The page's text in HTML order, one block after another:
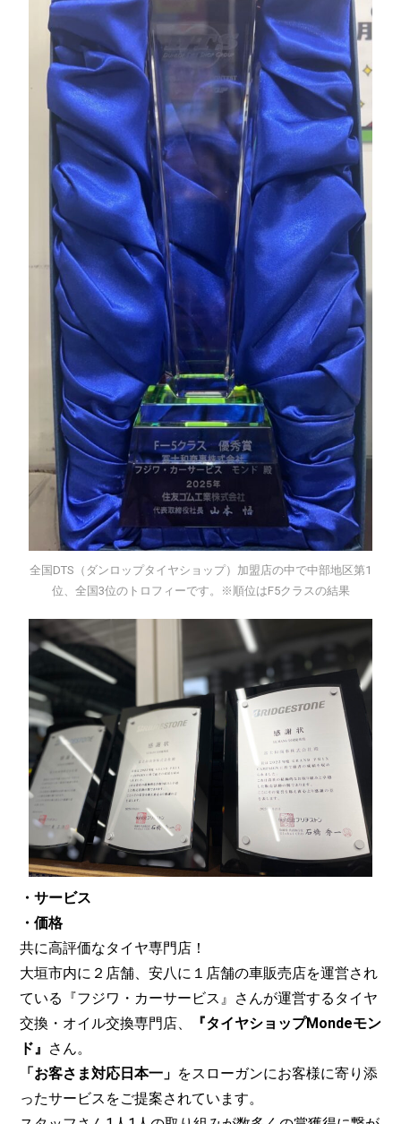
全国DTS（ダンロップタイヤショップ）加盟店の中で中部地区第1
位、全国3位のトロフィーです。※順位はF5クラスの結果
・サービス
・価格
共に高評価なタイヤ専門店！
大垣市内に２店舗、安八に１店舗の車販売店を運営され
ている『フジワ・カーサービス』さんが運営するタイヤ
交換・オイル交換専門店、
『タイヤショップMondeモン
ド』 さん。
「お客さま対応日本一」 をスローガンにお客様に寄り添
ったサービスをご提案されています。